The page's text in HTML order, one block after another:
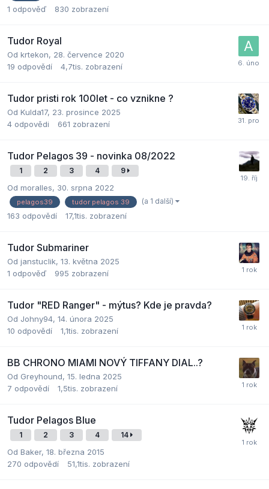
1 odpověď 830 zobrazení
Tudor Royal
Od krtekon, 28. července 2020
19 odpovědí 4,7tis. zobrazení
Tudor pristi rok 100let - co vznikne ?
Od Kulda17, 23. prosince 2025
4 odpovědi 661 zobrazení
Tudor Pelagos 39 - novinka 08/2022
1 2 3 4 9
Od moralles, 30. srpna 2022
pelagos39 tudor pelagos 39 (a 1 další)
163 odpovědí 17,1tis. zobrazení
Tudor Submariner
Od janstuclik, 13. května 2025
1 odpověď 995 zobrazení
Tudor "RED Ranger" - mýtus? Kde je pravda?
Od Johny94, 14. února 2025
10 odpovědí 1,1tis. zobrazení
BB CHRONO MIAMI NOVÝ TIFFANY DIAL..?
Od Greyhound, 15. ledna 2025
7 odpovědí 1,5tis. zobrazení
Tudor Pelagos Blue
1 2 3 4 14
Od Baker, 18. března 2015
270 odpovědí 51,1tis. zobrazení